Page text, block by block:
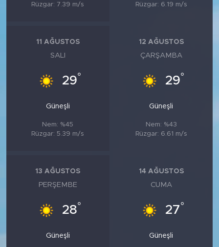
Rüzgar: 7.39 m/s
Rüzgar: 6.19 m/s
11 AĞUSTOS
SALI
29°
Güneşli
Nem: %45
Rüzgar: 5.39 m/s
12 AĞUSTOS
ÇARŞAMBA
29°
Güneşli
Nem: %43
Rüzgar: 6.61 m/s
13 AĞUSTOS
PERŞEMBE
28°
Güneşli
14 AĞUSTOS
CUMA
27°
Güneşli